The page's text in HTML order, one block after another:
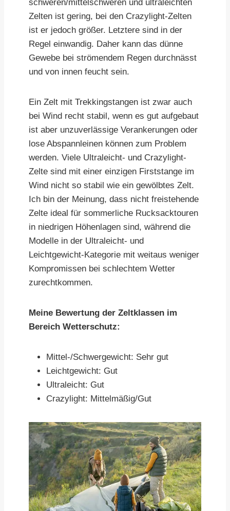
schweren/mittelschweren und ultraleichten
Zelten ist gering, bei den Crazylight-Zelten
ist er jedoch größer. Letztere sind in der
Regel einwandig. Daher kann das dünne
Gewebe bei strömendem Regen durchnässt
und von innen feucht sein.
Ein Zelt mit Trekkingstangen ist zwar auch
bei Wind recht stabil, wenn es gut aufgebaut
ist aber unzuverlässige Verankerungen oder
lose Abspannleinen können zum Problem
werden. Viele Ultraleicht- und Crazylight-
Zelte sind mit einer einzigen Firststange im
Wind nicht so stabil wie ein gewölbtes Zelt.
Ich bin der Meinung, dass nicht freistehende
Zelte ideal für sommerliche Rucksacktouren
in niedrigen Höhenlagen sind, während die
Modelle in der Ultraleicht- und
Leichtgewicht-Kategorie mit weitaus weniger
Kompromissen bei schlechtem Wetter
zurechtkommen.
Meine Bewertung der Zeltklassen im
Bereich Wetterschutz:
Mittel-/Schwergewicht: Sehr gut
Leichtgewicht: Gut
Ultraleicht: Gut
Crazylight: Mittelmäßig/Gut